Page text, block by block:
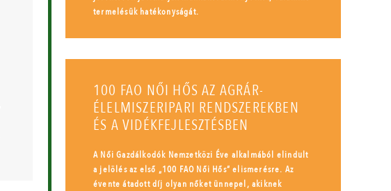
termelésük hatékonyságát.
100 FAO NŐI HŐS AZ AGRÁR-
ÉLELMISZERIPARI RENDSZEREKBEN
ÉS A VIDÉKFEJLESZTÉSBEN
A Női Gazdálkodók Nemzetközi Éve alkalmából elindult
a jelölés az első „100 FAO Női Hős” elismerésre. Az
évente átadott díj olyan nőket ünnepel, akiknek